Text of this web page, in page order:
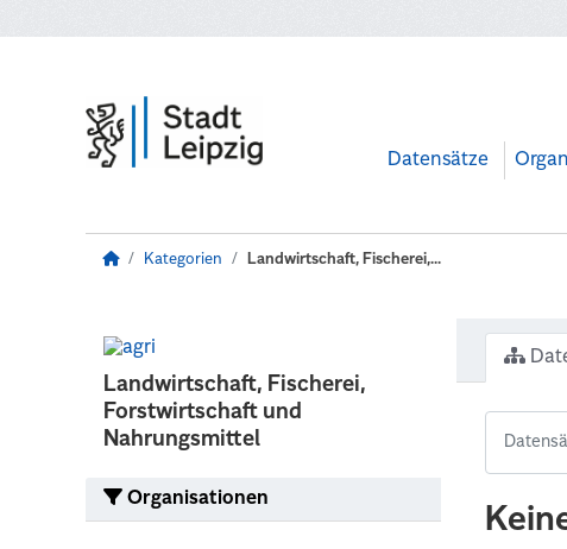
Datensätze
Kategorien Landwirtschaft, Fischerei,...
Landwirtschaft, Fischerei,
Forstwirtschaft und
Nahrungsmittel
Organisationen